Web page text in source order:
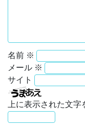
名前 ※
メール ※
サイト
上に表示された文字